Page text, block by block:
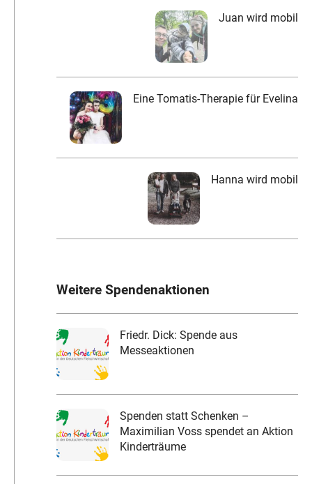
Juan wird mobil
Eine Tomatis-Therapie für Evelina
Hanna wird mobil
Weitere Spendenaktionen
Friedr. Dick: Spende aus
Messeaktionen
Spenden statt Schenken –
Maximilian Voss spendet an Aktion
Kinderträume